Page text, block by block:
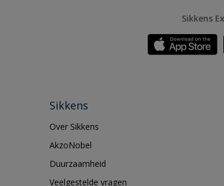
Sikkens
Sikkens
Over Sikkens
AkzoNobel
Duurzaamheid
Veelgestelde vragen